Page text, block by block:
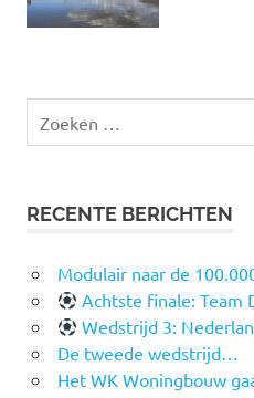
naar:
RECENTE BERICHTEN
Modulair naar de
Achtste finale: Team
Wedstrijd 3:
De tweede wedstrijd…
Het WK Woningbouw